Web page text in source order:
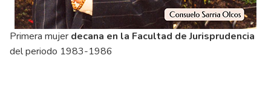
Primera mujer decana en la Facultad de Jurisprudencia
del periodo 1983-1986